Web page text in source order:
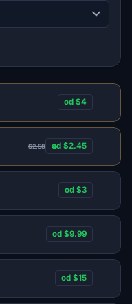
od $4
$2.58 od $2.45
od $3
od $9.99
od $15